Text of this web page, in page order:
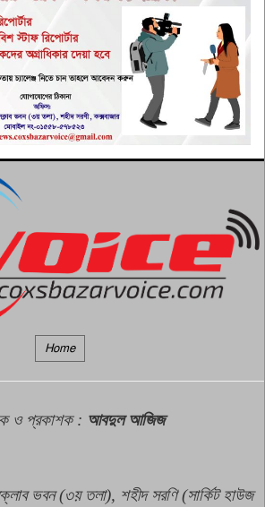
‘আমি আমার শারীরিক গঠন পছন্দ
বাংলাদেশকে পরনির্ভরশীল ‘ক্লায়েন্ট
রাষ্ট্র’ হিসেবে দেখতে চায় না সরকার:
জাতিসংঘে জুলাই গণঅভ্যুত্থান দিবস
পালিত
মালয়েশিয়া
Home
ও প্রকাশক: আবদুল আজিজ
ভবন (৩য় তলা), শহীদ সরণি (সার্কিট হাউজ